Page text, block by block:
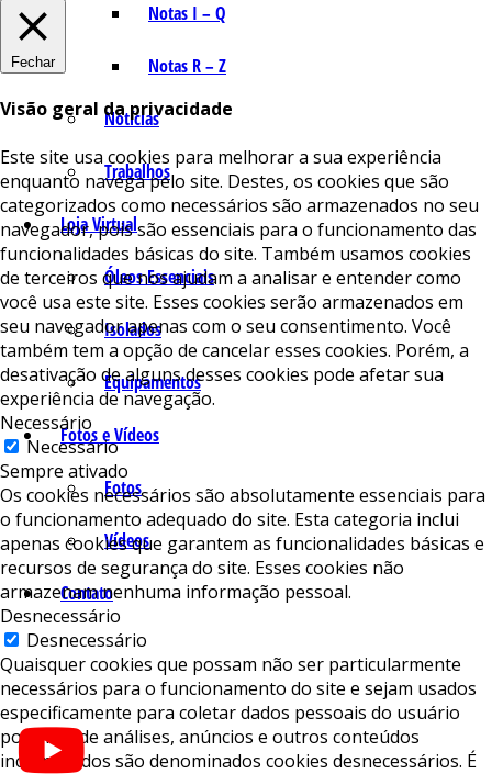
Notas I – Q
Notas R – Z
Notícias
Trabalhos
Loja Virtual
Óleos Essenciais
Isolados
Equipamentos
Fotos e Vídeos
Fotos
Vídeos
Contato
Fechar
Visão geral da privacidade
Este site usa cookies para melhorar a sua experiência
enquanto navega pelo site. Destes, os cookies que são
categorizados como necessários são armazenados no seu
navegador, pois são essenciais para o funcionamento das
funcionalidades básicas do site. Também usamos cookies
de terceiros que nos ajudam a analisar e entender como
você usa este site. Esses cookies serão armazenados em
seu navegador apenas com o seu consentimento. Você
também tem a opção de cancelar esses cookies. Porém, a
desativação de alguns desses cookies pode afetar sua
experiência de navegação.
Necessário
Necessário
Sempre ativado
Os cookies necessários são absolutamente essenciais para
o funcionamento adequado do site. Esta categoria inclui
apenas cookies que garantem as funcionalidades básicas e
recursos de segurança do site. Esses cookies não
armazenam nenhuma informação pessoal.
Desnecessário
Desnecessário
Quaisquer cookies que possam não ser particularmente
necessários para o funcionamento do site e sejam usados ​​
especificamente para coletar dados pessoais do usuário
por meio de análises, anúncios e outros conteúdos
incorporados são denominados cookies desnecessários. É